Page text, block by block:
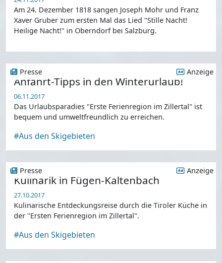
Am 24. Dezember 1818 sangen Joseph Mohr und Franz
Xaver Gruber zum ersten Mal das Lied "Stille Nacht!
Heilige Nacht!" in Oberndorf bei Salzburg.
Presse Anzeige
Anfahrt-Tipps in den Winterurlaub!
06.11.2017
Das Urlaubsparadies "Erste Ferienregion im Zillertal" ist
bequem und umweltfreundlich zu erreichen.
#Aus den Skigebieten
Presse Anzeige
Kulinarik in Fügen-Kaltenbach
27.10.2017
Kulinarische Entdeckungsreise durch die Tiroler Küche in
der "Ersten Ferienregion im Zillertal".
#Aus den Skigebieten